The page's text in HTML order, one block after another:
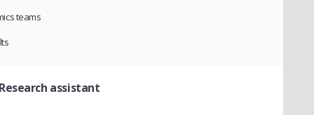
teams
assistant